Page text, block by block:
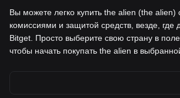
Вы можете легко купить the alien (the alien)
комиссиями и защитой средств, везде, где
Bitget. Просто выберите свою страну в
чтобы начать покупать the alien в